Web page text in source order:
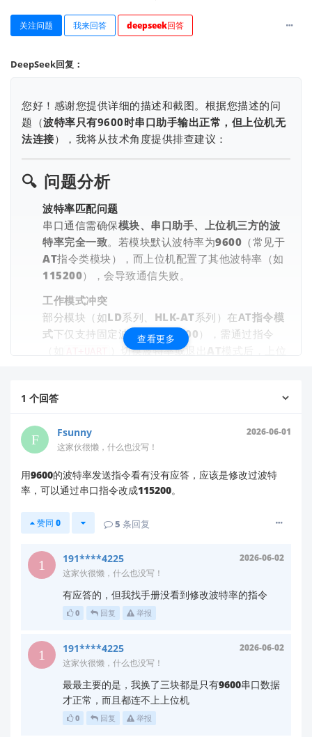
关注问题 我来回答 deepseek回答
DeepSeek回复：
您好！感谢您提供详细的描述和截图。根据您描述的问
题（波特率只有9600时串口助手输出正常，但上位机无
法连接），我将从技术角度提供排查建议：
🔍 问题分析
波特率匹配问题
串口通信需确保模块、串口助手、上位机三方的波
特率完全一致。若模块默认波特率为9600（常见于
AT指令类模块），而上位机配置了其他波特率（如
115200），会导致通信失败。
工作模式冲突
部分模块（如LD系列、HLK-AT系列）在AT指令模
式下仅支持固定波特率（如9600），需通过指令
）切换波特率或退出AT模式后，上位
上位机协议适配
指令），若模块未配置为对应协议，会导致连接异
常。
🛠️排查步骤
✅ 第一步：确认模块型号与默认配置
LD2410、LD6001B
等），以便精准定位参数。
（注：若型号缺少HLK- 前缀，我们默认补全为
）
✅ 第二步：验证波特率与工作模式
通过串口助手发送以下AT指令 （9600波特率下）：
AT+UART?    // 查询当前波特率配置
AT+MODE?    // 查询当前工作模式（如AT指令
查看更多
1 个回答
Fsunny
2026-06-01
这家伙很懒，什么也没写！
用9600的波特率发送指令看有没有应答，应该是修改过波特
率，可以通过串口指令改成115200。
赞同 0 5 条回复
191****4225
2026-06-02
这家伙很懒，什么也没写！
有应答的，但我找手册没看到修改波特率的指令
0 回复 举报
191****4225
2026-06-02
这家伙很懒，什么也没写！
最最主要的是，我换了三块都是只有9600串口数据
才正常，而且都连不上上位机
0 回复 举报